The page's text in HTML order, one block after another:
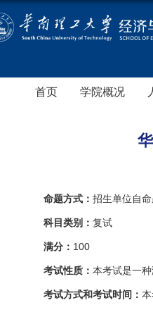
首页 学院概况
命题方式： 招生单位自命
科目类别： 复试
满分： 100
考试性质： 本考试是一
考试方式和考试时间：